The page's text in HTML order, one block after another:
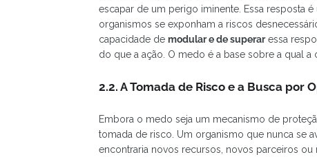
escapar de um perigo iminente. Essa resposta
organismos se exponham a riscos
capacidade de modular e de superaressa
do que a ação. O medo é a base sobre a qual a
2.2. A Tomada de Risco e a Busca por
Embora o medo seja um mecanismo de
tomada de risco. Um organismo que nunca se
encontraria novos recursos, novos parceiros